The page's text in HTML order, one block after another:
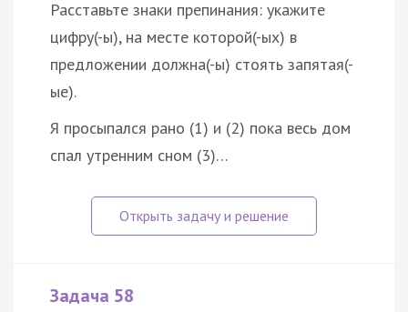
Расставьте знаки препинания: укажите
цифру(-ы), на месте которой(-ых) в
предложении должна(-ы) стоять запятая(-
ые).
Я просыпался рано (1) и (2) пока весь дом
спал утренним сном (3)…
Задача 58